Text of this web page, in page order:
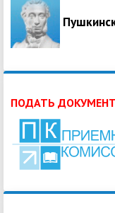
ПОДАТЬ